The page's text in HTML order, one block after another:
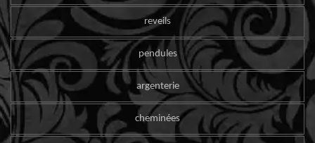
reveils
pendules
argenterie
cheminées